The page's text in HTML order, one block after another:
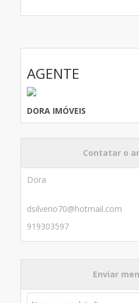
AGENTE
DORA IMÓVEIS
Contatar o
Dora
dsilverio70@hotmail.com
919303597
Enviar